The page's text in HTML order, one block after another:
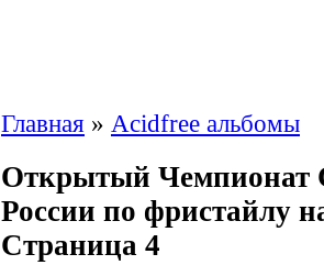
Главная » Acidfree альбомы
Открытый Чемпионат
России по фристайлу
Страница 4